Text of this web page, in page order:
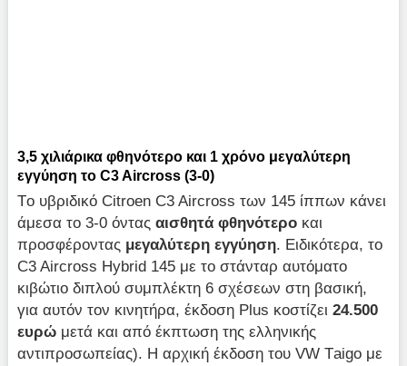
3,5 χιλιάρικα φθηνότερο και 1 χρόνο μεγαλύτερη
εγγύηση το C3 Aircross (3-0)
Tο υβριδικό Citroen C3 Aircross των 145 ίππων κάνει
άμεσα το 3-0 όνταςαισθητά φθηνότερο και
προσφέροντας μεγαλύτερη εγγύηση. Ειδικότερα, το
C3 Aircross Hybrid 145 με το στάνταρ αυτόματο
κιβώτιο διπλού συμπλέκτη 6 σχέσεων στη βασική,
για αυτόν τον κινητήρα, έκδοση Plus κοστίζει24.500
ευρώ μετά και από έκπτωση της ελληνικής
αντιπροσωπείας). Η αρχική έκδοση του VW Τaigo με